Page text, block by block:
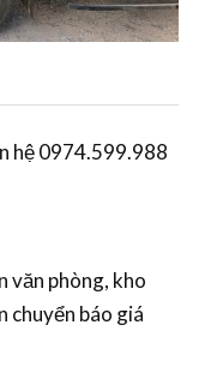
hệ 0974.599.988
văn phòng, kho
chuyển báo giá